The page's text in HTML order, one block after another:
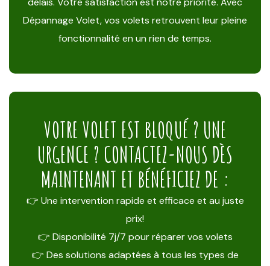
Dépannage Volet, vos volets retrouvent leur pleine
fonctionnalité en un rien de temps.
VOTRE VOLET EST BLOQUÉ ? UNE
URGENCE ? CONTACTEZ-NOUS DÈS
MAINTENANT ET BÉNÉFICIEZ DE :
👉 Une intervention rapide et efficace et au juste
prix!
👉 Disponibilité 7j/7 pour réparer vos volets
👉 Des solutions adaptées à tous les types de